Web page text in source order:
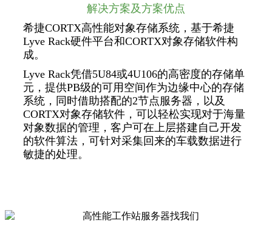
解决方案及方案优点
希捷CORTX高性能对象存储系统，基于希捷
Lyve Rack硬件平台和CORTX对象存储软件构
成。
Lyve Rack凭借5U84或4U106的高密度的存储单
元，提供PB级的可用空间作为边缘中心的存储
系统，同时借助搭配的2节点服务器，以及
CORTX对象存储软件，可以轻松实现对于海量
对象数据的管理，客户可在上层搭建自己开发
的软件算法，可针对采集回来的车载数据进行
敏捷的处理。